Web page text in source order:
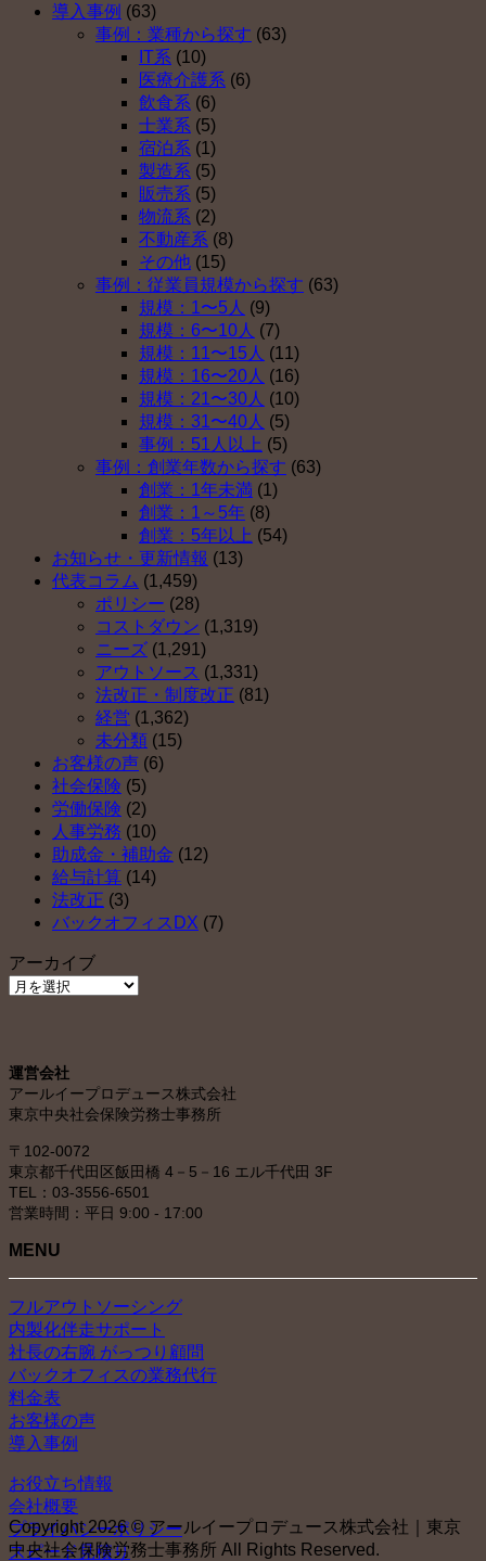
年
金
を
導
入
し
な
い
理
由
ベ
ス
ト
５
（そ
の
４）
は
確
定
拠
出
年
金
を
導
入
し
な
い
理
由
ベ
ス
ト
５
（そ
の
３）
は
企
業
型
確
定
拠
出
年
金
を
導
入
し
な
い
理
由
ベ
ス
ト
５
（そ
の
２）
は
導入事例 (63)
事例：業種から探す (63)
IT系 (10)
医療介護系 (6)
飲食系 (6)
士業系 (5)
宿泊系 (1)
製造系 (5)
販売系 (5)
物流系 (2)
不動産系 (8)
その他 (15)
事例：従業員規模から探す (63)
規模：1〜5人 (9)
規模：6〜10人 (7)
規模：11〜15人 (11)
規模：16〜20人 (16)
規模：21〜30人 (10)
規模：31〜40人 (5)
事例：51人以上 (5)
事例：創業年数から探す (63)
創業：1年未満 (1)
創業：1～5年 (8)
創業：5年以上 (54)
お知らせ・更新情報 (13)
代表コラム (1,459)
ポリシー (28)
コストダウン (1,319)
ニーズ (1,291)
アウトソース (1,331)
法改正・制度改正 (81)
経営 (1,362)
未分類 (15)
お客様の声 (6)
社会保険 (5)
労働保険 (2)
人事労務 (10)
助成金・補助金 (12)
給与計算 (14)
法改正 (3)
バックオフィスDX (7)
アーカイブ
ア
ブ
運営会社
アールイープロデュース株式会社
東京中央社会保険労務士事務所
〒102-0072
東京都千代田区飯田橋 4－5－16 エル千代田 3F
TEL：03-3556-6501
営業時間：平日 9:00 - 17:00
MENU
フルアウトソーシング
内製化伴走サポート
社長の右腕 がっつり顧問
バックオフィスの業務代行
料金表
お客様の声
導入事例
お役立ち情報
会社概要
プライバシーポリシー
スピード見積り
Copyright 2026 © アールイープロデュース株式会社｜東京
中央社会保険労務士事務所 All Rights Reserved.